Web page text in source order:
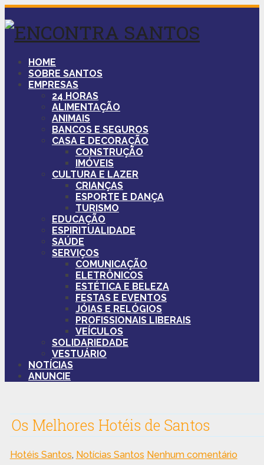
HOME
SOBRE SANTOS
EMPRESAS
24 HORAS
ALIMENTAÇÃO
ANIMAIS
BANCOS E SEGUROS
CASA E DECORAÇÃO
CONSTRUÇÃO
IMÓVEIS
CULTURA E LAZER
CRIANÇAS
ESPORTE E DANÇA
TURISMO
EDUCAÇÃO
ESPIRITUALIDADE
SAÚDE
SERVIÇOS
COMUNICAÇÃO
ELETRÔNICOS
ESTÉTICA E BELEZA
FESTAS E EVENTOS
JÓIAS E RELÓGIOS
PROFISSIONAIS LIBERAIS
VEÍCULOS
SOLIDARIEDADE
VESTUÁRIO
NOTÍCIAS
ANUNCIE
Os Melhores Hotéis de Santos
Hotéis Santos, Notícias Santos Nenhum comentário